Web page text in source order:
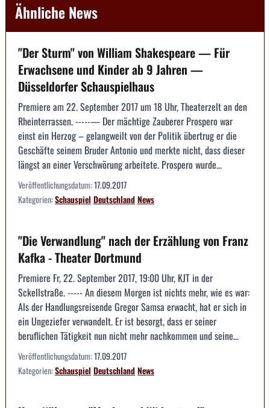
Ähnliche News
"Der Sturm" von William Shakespeare — Für
Erwachsene und Kinder ab 9 Jahren —
Düsseldorfer Schauspielhaus
Premiere am 22. September 2017 um 18 Uhr, Theaterzelt an den
Rheinterrassen. -----— Der mächtige Zauberer Prospero war
einst ein Herzog – gelangweilt von der Politik übertrug er die
Geschäfte seinem Bruder Antonio und merkte nicht, dass dieser
längst an einer Verschwörung arbeitete. Prospero wurde...
Veröffentlichungsdatum:17.09.2017
Kategorien:Schauspiel DeutschlandNews
"Die Verwandlung" nach der Erzählung von Franz
Kafka - Theater Dortmund
Premiere Fr, 22. September 2017, 19:00 Uhr, KJT in der
Sckellstraße. ----- An diesem Morgen ist nichts mehr, wie es war:
Als der Handlungsreisende Gregor Samsa erwacht, hat er sich in
ein Ungeziefer verwandelt. Er ist besorgt, dass er seiner
beruflichen Tätigkeit nun nicht mehr nachkommen und seine...
Veröffentlichungsdatum:17.09.2017
Kategorien:Schauspiel DeutschlandNews